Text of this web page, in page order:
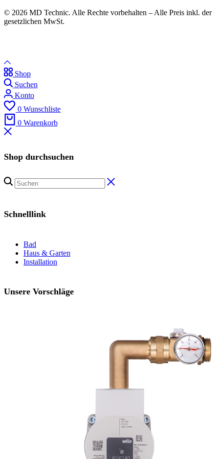
© 2026 MD Technic. Alle Rechte vorbehalten – Alle Preis inkl. der
gesetzlichen MwSt.
Shop
Suchen
Konto
0 Wunschliste
0 Warenkorb
Shop durchsuchen
Schnelllink
Bad
Haus & Garten
Installation
Unsere Vorschläge